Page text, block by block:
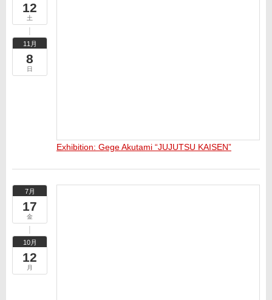
12
土
11月
8
日
Exhibition: Gege Akutami “JUJUTSU KAISEN”
7月
17
金
10月
12
月